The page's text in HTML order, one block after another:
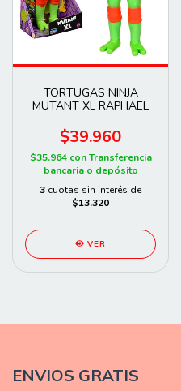
TORTUGAS NINJA
MUTANT XL RAPHAEL
$39.960
$35.964 con Transferencia
bancaria o depósito
3 cuotas sin interés de
$13.320
VER
ENVIOS GRATIS